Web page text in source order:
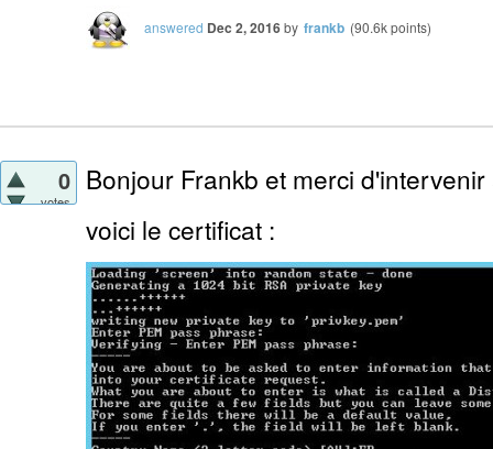
answered Dec 2, 2016by frankb (90.6kpoints)
0
votes
Bonjour Frankb et merci
voici le certificat :